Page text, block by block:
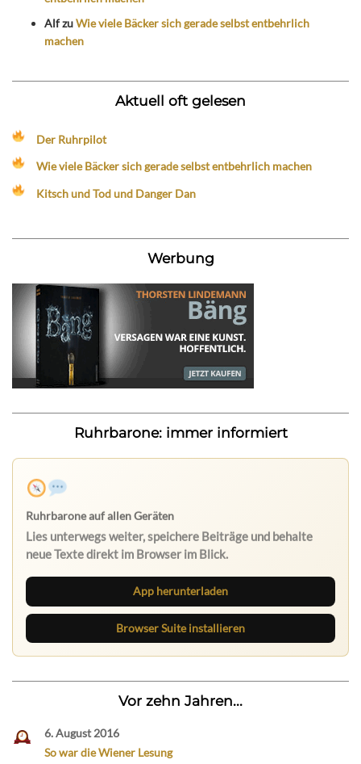
AlfzuWie viele Bäcker sich gerade selbst entbehrlich
machen
Aktuell oft gelesen
Der Ruhrpilot
Wie viele Bäcker sich gerade selbst entbehrlich machen
Kitsch und Tod und Danger Dan
Werbung
Ruhrbarone: immer informiert
Ruhrbarone auf allen Geräten
Lies unterwegs weiter, speichere Beiträge und behalte
neue Texte direkt im Browser im Blick.
App herunterladen
Browser Suite installieren
Vor zehn Jahren...
6. August 2016
So war die Wiener Lesung